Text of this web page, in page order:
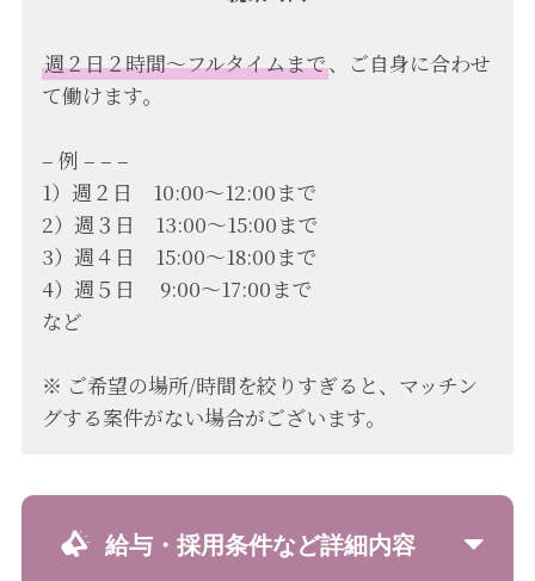
週２日２時間〜フルタイムまで、ご自身に合わせ
て働けます。
– 例 – – –
1）週２日 10:00〜12:00まで
2）週３日 13:00〜15:00まで
3）週４日 15:00〜18:00まで
4）週５日 9:00〜17:00まで
など
※ ご希望の場所/時間を絞りすぎると、マッチン
グする案件がない場合がございます。
給与・採用条件など詳細内容